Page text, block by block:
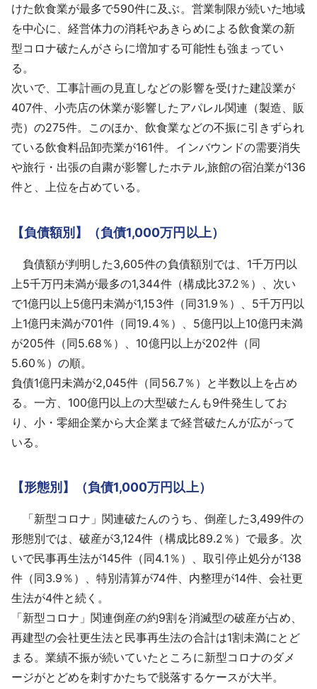
けた飲食業が最多で590件に及ぶ。営業制限が続いた地域
を中心に、経営体力の消耗やあきらめによる飲食業の新
型コロナ破たんがさらに増加する可能性も強まってい
る。
次いで、工事計画の見直しなどの影響を受けた建設業が
407件、小売店の休業が影響したアパレル関連（製造、販
売）の275件。このほか、飲食業などの不振に引きずられ
ている飲食料品卸売業が161件。インバウンドの需要消失
や旅行・出張の自粛が影響したホテル,旅館の宿泊業が136
件と、上位を占めている。
【負債額別】（負債1,000万円以上）
負債額が判明した3,605件の負債額別では、1千万円以
上5千万円未満が最多の1,344件（構成比37.2％）、次い
で1億円以上5億円未満が1,153件（同31.9％）、5千万円以
上1億円未満が701件（同19.4％）、5億円以上10億円未満
が205件（同5.68％）、10億円以上が202件（同
5.60％）の順。
負債1億円未満が2,045件（同56.7％）と半数以上を占め
る。一方、100億円以上の大型破たんも9件発生してお
り、小・零細企業から大企業まで経営破たんが広がって
いる。
【形態別】（負債1,000万円以上）
「新型コロナ」関連破たんのうち、倒産した3,499件の
形態別では、破産が3,124件（構成比89.2％）で最多。次
いで民事再生法が145件（同4.1％）、取引停止処分が138
件（同3.9％）、特別清算が74件、内整理が14件、会社更
生法が4件と続く。
「新型コロナ」関連倒産の約9割を消滅型の破産が占め、
再建型の会社更生法と民事再生法の合計は1割未満にとど
まる。業績不振が続いていたところに新型コロナのダメ
ージがとどめを刺すかたちで脱落するケースが大半。